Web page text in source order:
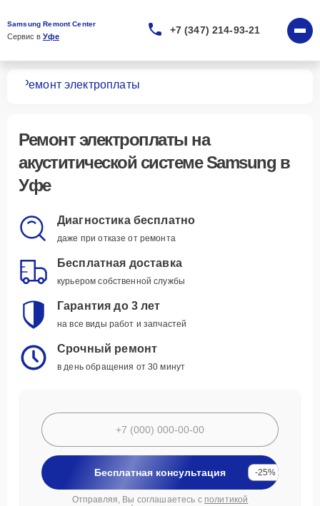
Samsung Remont Center
Сервис в Уфе
+7 (347) 214-93-21
Ремонт электроплаты
Ремонт электроплаты на
акуститической системе Samsung в
Уфе
Диагностика бесплатно
даже при отказе от ремонта
Бесплатная доставка
курьером собственной службы
Гарантия до 3 лет
на все виды работ и запчастей
Срочный ремонт
в день обращения от 30 минут
Бесплатная консультация -25%
Отправляя, Вы соглашаетесь с политикой